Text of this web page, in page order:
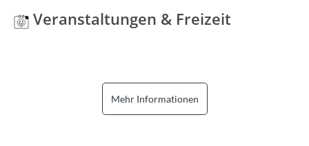
Veranstaltungen & Freizeit
Mehr Informationen